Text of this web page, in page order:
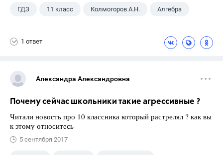
ГДЗ 11 класс Колмогоров А.Н. Алгебра
1 ответ
Александра Александровна
Почему сейчас школьники такие агрессивные ?
Читали новость про 10 классника который растрелял ? как вы
к этому относитесь
5 сентября 2017